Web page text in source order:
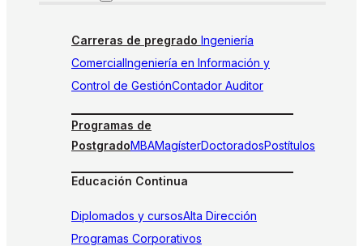
Carreras de pregrado Ingeniería
ComercialIngeniería en Información y
Control de GestiónContador Auditor
Programas de
PostgradoMBAMagísterDoctoradosPostítulos
Educación Continua
Diplomados y cursosAlta Dirección
Programas Corporativos